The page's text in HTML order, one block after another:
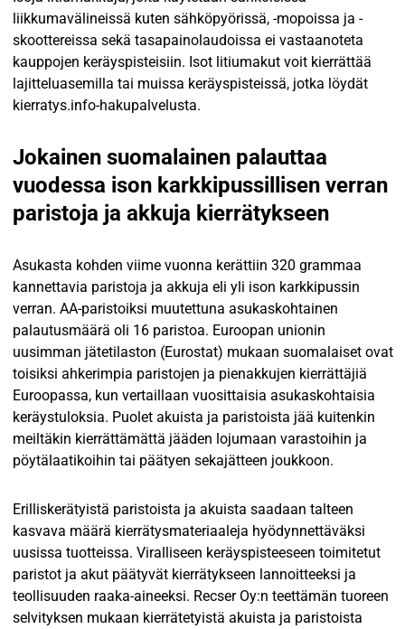
liikkumavälineissä kuten sähköpyörissä, -mopoissa ja -
skoottereissa sekä tasapainolaudoissa ei vastaanoteta
kauppojen keräyspisteisiin. Isot litiumakut voit kierrättää
lajitteluasemilla tai muissa keräyspisteissä, jotka löydät
kierratys.info-hakupalvelusta.
Jokainen suomalainen palauttaa
vuodessa ison karkkipussillisen verran
paristoja ja akkuja kierrätykseen
Asukasta kohden viime vuonna kerättiin 320 grammaa
kannettavia paristoja ja akkuja eli yli ison karkkipussin
verran. AA-paristoiksi muutettuna asukaskohtainen
palautusmäärä oli 16 paristoa. Euroopan unionin
uusimman jätetilaston (Eurostat) mukaan suomalaiset ovat
toisiksi ahkerimpia paristojen ja pienakkujen kierrättäjiä
Euroopassa, kun vertaillaan vuosittaisia asukaskohtaisia
keräystuloksia. Puolet akuista ja paristoista jää kuitenkin
meiltäkin kierrättämättä jääden lojumaan varastoihin ja
pöytälaatikoihin tai päätyen sekajätteen joukkoon.
Erilliskerätyistä paristoista ja akuista saadaan talteen
kasvava määrä kierrätysmateriaaleja hyödynnettäväksi
uusissa tuotteissa. Viralliseen keräyspisteeseen toimitetut
paristot ja akut päätyvät kierrätykseen lannoitteeksi ja
teollisuuden raaka-aineeksi. Recser Oy:n teettämän tuoreen
selvityksen mukaan kierrätetyistä akuista ja paristoista